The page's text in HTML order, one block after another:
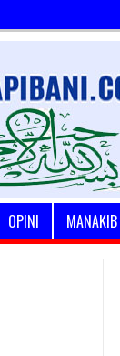
OPINI MANAKIB